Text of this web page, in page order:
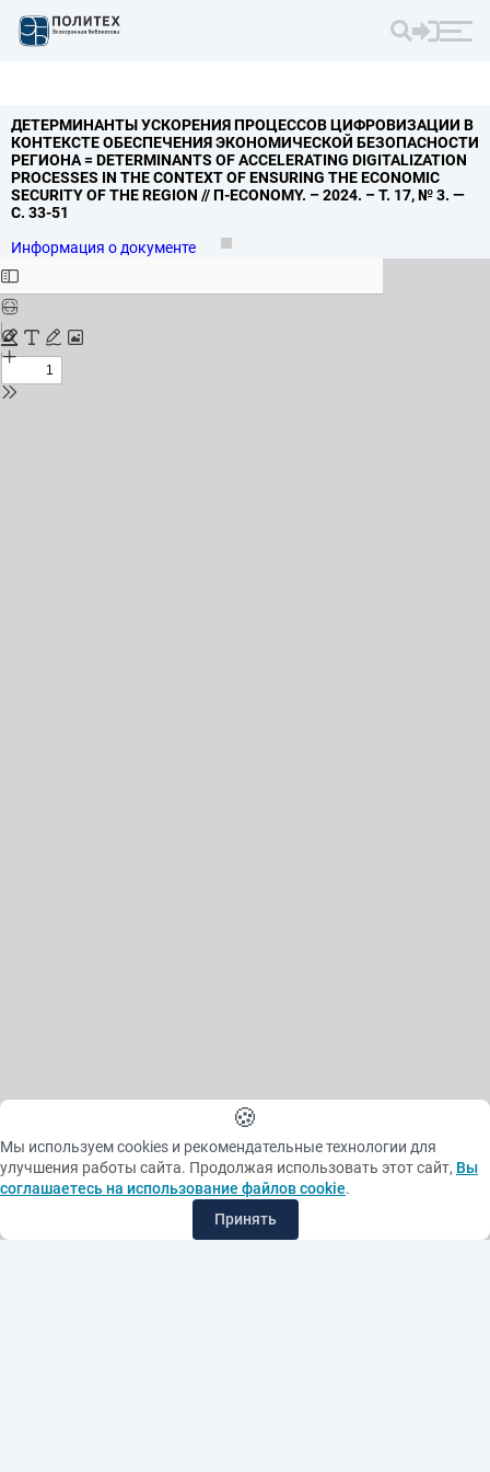
ДЕТЕРМИНАНТЫ УСКОРЕНИЯ ПРОЦЕССОВ ЦИФРОВИЗАЦИИ В
КОНТЕКСТЕ ОБЕСПЕЧЕНИЯ ЭКОНОМИЧЕСКОЙ БЕЗОПАСНОСТИ
РЕГИОНА = DETERMINANTS OF ACCELERATING DIGITALIZATION
PROCESSES IN THE CONTEXT OF ENSURING THE ECONOMIC
SECURITY OF THE REGION // Π-ECONOMY. – 2024. – Т. 17,№ 3. —
С. 33-51
Информация о документе
🍪
Мы используем cookies и рекомендательные технологии для
улучшения работы сайта. Продолжая использовать этот сайт, Вы
соглашаетесь на использование файлов cookie.
Принять